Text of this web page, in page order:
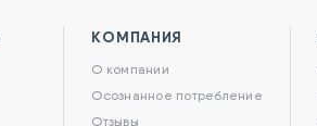
КОМПАНИЯ
О компании
Осознанное потребление
Отзывы